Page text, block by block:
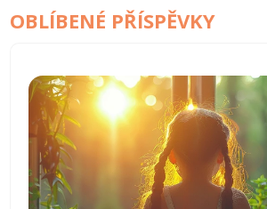
OBLÍBENÉ PŘÍSPĚVKY